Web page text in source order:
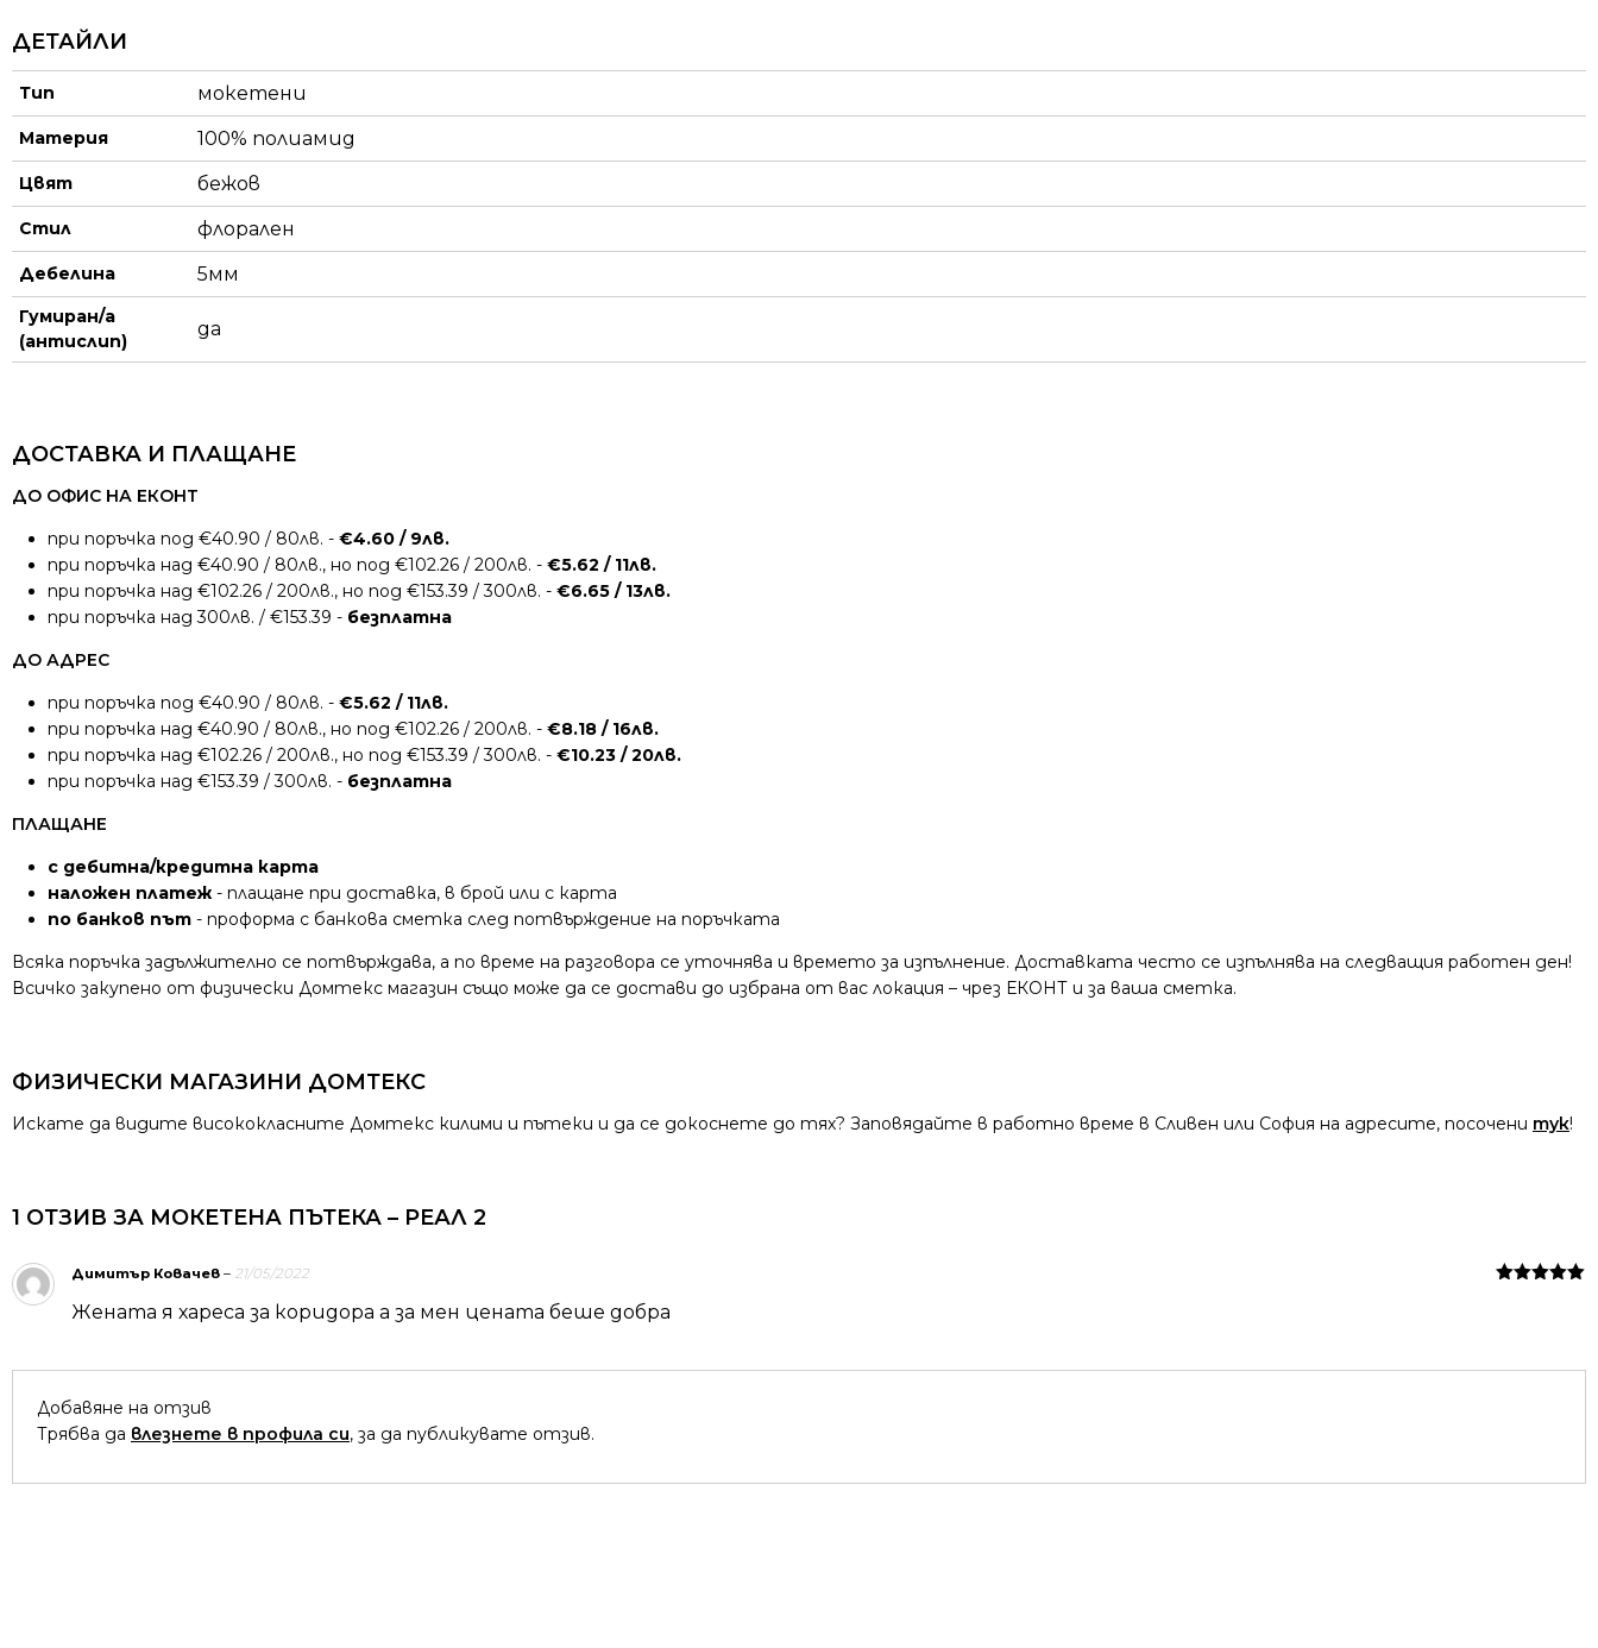
ДЕТАЙЛИ
Тип мокетени
Материя 100% полиамид
Цвят бежов
Стил флорален
Дебелина 5мм
Гумиран/а
(антислип)
да
ДОСТАВКА И ПЛАЩАНЕ
ДО ОФИС НА ЕКОНТ
при поръчка под €40.90 / 80лв. - €4.60 / 9лв.
при поръчка над €40.90 / 80лв., но под €102.26 / 200лв. - €5.62 / 11лв.
при поръчка над €102.26 / 200лв., но под €153.39 / 300лв. - €6.65 / 13лв.
при поръчка над 300лв. / €153.39 - безплатна
ДО АДРЕС
при поръчка под €40.90 / 80лв. - €5.62 / 11лв.
при поръчка над €40.90 / 80лв., но под €102.26 / 200лв. - €8.18 / 16лв.
при поръчка над €102.26 / 200лв., но под €153.39 / 300лв. - €10.23 / 20лв.
при поръчка над €153.39 / 300лв. - безплатна
ПЛАЩАНЕ
с дебитна/кредитна карта
наложен платеж - плащане при доставка, в брой или с карта
по банков път - проформа с банкова сметка след потвърждение на поръчката
Всяка поръчка задължително се потвърждава, а по време на разговора се уточнява и времето за изпълнение. Доставката често се изпълнява на следващия работен ден!
Всичко закупено от физически Домтекс магазин също може да се достави до избрана от вас локация – чрез ЕКОНТ и за ваша сметка.
ФИЗИЧЕСКИ МАГАЗИНИ ДОМТЕКС
Искате да видите висококласните Домтекс килими и пътеки и да се докоснете до тях? Заповядайте в работно време в Сливен или София на адресите, посочени тук!
1 ОТЗИВ ЗА МОКЕТЕНА ПЪТЕКА – РЕАЛ 2
Димитър Ковачев – 21/05/2022
Жената я хареса за коридора а за мен цената беше добра
Добавяне на отзив
Трябва да влезнете в профила си, за да публикувате отзив.